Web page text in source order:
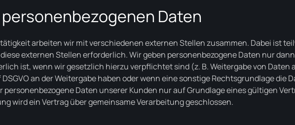
Daten
arbeiten wir mit verschiedenen externen Stellen zusammen. Dabei ist
externen Stellen erforderlich. Wir geben personenbezogene Daten nur
ist, wenn wir gesetzlich hierzu verpflichtet sind (z. B. Weitergabe von
DSGVO an der Weitergabe haben oder wenn eine sonstige Rechtsgrundlage die
Daten unserer Kunden nur auf Grundlage eines gültigen
wird ein Vertrag über gemeinsame Verarbeitung geschlossen.